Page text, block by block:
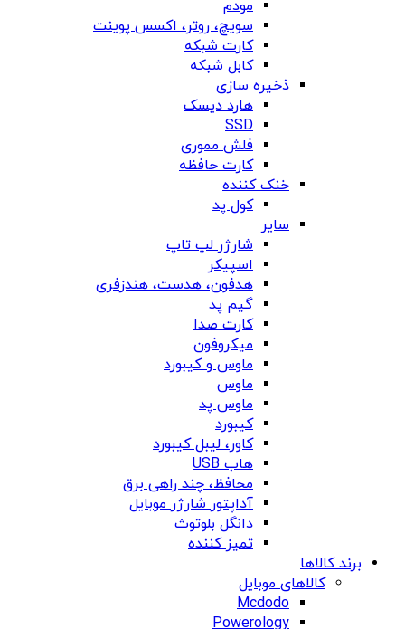
مودم
سویچ، روتر، اکسس پوینت
کارت شبکه
کابل شبکه
ذخیره سازی
هارد دیسک
SSD
فلش مموری
کارت حافظه
خنک کننده
کول پد
سایر
شارژر لپ تاپ
اسپیکر
هدفون، هدست، هندزفری
گیم پد
کارت صدا
میکروفون
ماوس و کیبورد
ماوس
ماوس پد
کیبورد
کاور، لیبل کیبورد
هاب USB
محافظ، چند راهی برق
آداپتور شارژر موبایل
دانگل بلوتوث
تمیز کننده
برند کالاها
کالاهای موبایل
Mcdodo
Powerology